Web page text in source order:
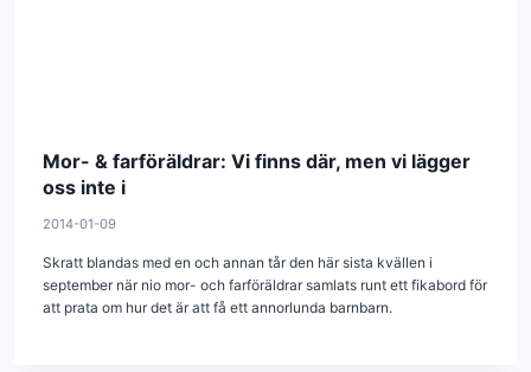
Mor- & farföräldrar: Vi finns där, men vi lägger
oss inte i
2014-01-09
Skratt blandas med en och annan tår den här sista kvällen i
september när nio mor- och farföräldrar samlats runt ett fikabord för
att prata om hur det är att få ett annorlunda barnbarn.